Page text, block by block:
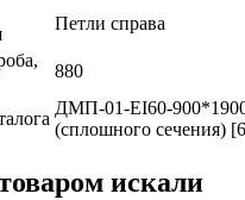
Петли справа
880
ДМП-01-EI60-
(сплошного сечения)
искали